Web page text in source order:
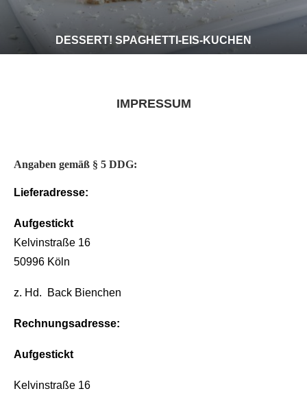
DESSERT! SPAGHETTI-EIS-KUCHEN
IMPRESSUM
Angaben gemäß § 5 DDG:
Lieferadresse:
Aufgestickt
Kelvinstraße 16
50996 Köln
z. Hd. Back Bienchen
Rechnungsadresse:
Aufgestickt
Kelvinstraße 16